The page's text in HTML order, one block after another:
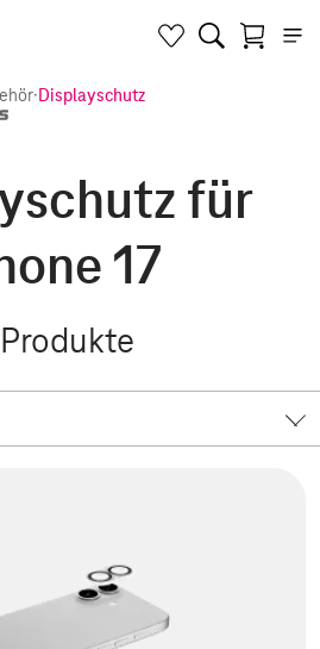
·Displayschutz
für
17
Produkte